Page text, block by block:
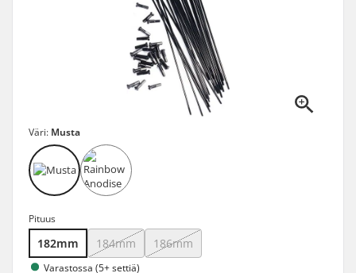
Väri: Musta
Pituus
182mm 184mm 186mm
Varastossa (5+ settiä)